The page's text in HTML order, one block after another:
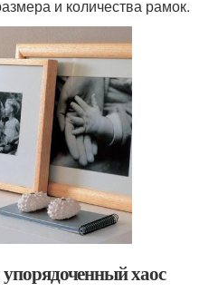
и количества рамок.
хаос